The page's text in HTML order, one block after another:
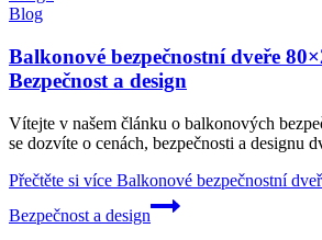
Blog
Balkonové bezpečnostní dveře
Bezpečnost a design
Vítejte v našem článku o balkonových
se dozvíte o cenách, bezpečnosti a designu
Přečtěte si více Balkonové bezpečnostní
Bezpečnost a design